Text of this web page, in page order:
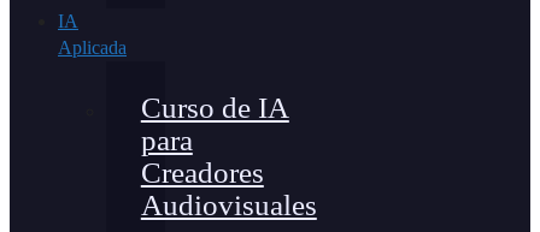
IA
Aplicada
Curso de IA
para
Creadores
Audiovisuales